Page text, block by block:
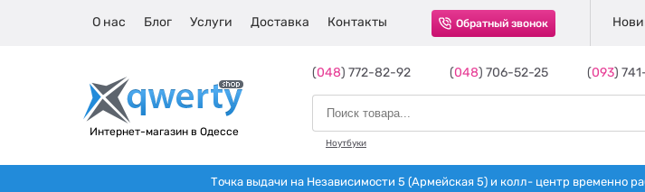
О нас Блог Услуги Доставка Контакты Обратный звонок
Интернет-магазин в Одессе
(048) 772-82-92 (048) 706-52-25 (093)
Ноутбуки
Точка выдачи на Независимости 5 (Армейская 5) и колл- центр временно